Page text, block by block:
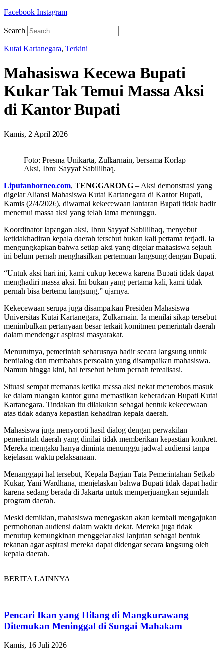
Facebook Instagram
Search
Kutai Kartanegara, Terkini
Mahasiswa Kecewa Bupati
Kukar Tak Temui Massa Aksi
di Kantor Bupati
Kamis, 2 April 2026
Foto: Presma Unikarta, Zulkarnain, bersama Korlap
Aksi, Ibnu Sayyaf Sabililhaq.
Liputanborneo.com, TENGGARONG – Aksi demonstrasi yang
digelar Aliansi Mahasiswa Kutai Kartanegara di Kantor Bupati,
Kamis (2/4/2026), diwarnai kekecewaan lantaran Bupati tidak hadir
menemui massa aksi yang telah lama menunggu.
Koordinator lapangan aksi, Ibnu Sayyaf Sabililhaq, menyebut
ketidakhadiran kepala daerah tersebut bukan kali pertama terjadi. Ia
mengungkapkan bahwa setiap aksi yang digelar mahasiswa sejauh
ini belum pernah menghasilkan pertemuan langsung dengan Bupati.
“Untuk aksi hari ini, kami cukup kecewa karena Bupati tidak dapat
menghadiri massa aksi. Ini bukan yang pertama kali, kami tidak
pernah bisa bertemu langsung,” ujarnya.
Kekecewaan serupa juga disampaikan Presiden Mahasiswa
Universitas Kutai Kartanegara, Zulkarnain. Ia menilai sikap tersebut
menimbulkan pertanyaan besar terkait komitmen pemerintah daerah
dalam mendengar aspirasi masyarakat.
Menurutnya, pemerintah seharusnya hadir secara langsung untuk
berdialog dan membahas persoalan yang disampaikan mahasiswa.
Namun hingga kini, hal tersebut belum pernah terealisasi.
Situasi sempat memanas ketika massa aksi nekat menerobos masuk
ke dalam ruangan kantor guna memastikan keberadaan Bupati Kutai
Kartanegara. Tindakan itu dilakukan sebagai bentuk kekecewaan
atas tidak adanya kepastian kehadiran kepala daerah.
Mahasiswa juga menyoroti hasil dialog dengan perwakilan
pemerintah daerah yang dinilai tidak memberikan kepastian konkret.
Mereka mengaku hanya diminta menunggu jadwal audiensi tanpa
kejelasan waktu pelaksanaan.
Menanggapi hal tersebut, Kepala Bagian Tata Pemerintahan Setkab
Kukar, Yani Wardhana, menjelaskan bahwa Bupati tidak dapat hadir
karena sedang berada di Jakarta untuk memperjuangkan sejumlah
program daerah.
Meski demikian, mahasiswa menegaskan akan kembali mengajukan
permohonan audiensi dalam waktu dekat. Mereka juga tidak
menutup kemungkinan menggelar aksi lanjutan sebagai bentuk
tekanan agar aspirasi mereka dapat didengar secara langsung oleh
kepala daerah.
BERITA LAINNYA
Pencari Ikan yang Hilang di Mangkurawang
Ditemukan Meninggal di Sungai Mahakam
Kamis, 16 Juli 2026